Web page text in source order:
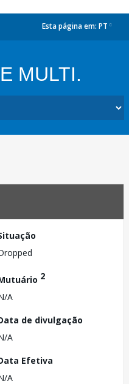
Esta página em: PT
MULTI.
2
A
de divulgação
A
Efetiva
A